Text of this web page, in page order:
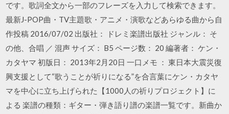
です。歌詞全文から一部のフレーズを入力して検索できます。
最新J-POP曲・TV主題歌・アニメ・演歌などあらゆる曲から自
作投稿 2016/07/02 出版社： ドレミ楽譜出版社 ジャンル： そ
の他、合唱 ／ 混声 サイズ： B5 ページ数： 20 編著者： ケン・
カタヤマ 初版日： 2013年2月20日 一口メモ ： 東日本大震災復
興支援として“歌うことが祈りになる”を合言葉にケン・カタヤ
マを中心に立ち上げられた【1000人の祈りプロジェクト】に
よる 楽譜の種類：ギター・弾き語り譜の楽譜一覧です。新曲か